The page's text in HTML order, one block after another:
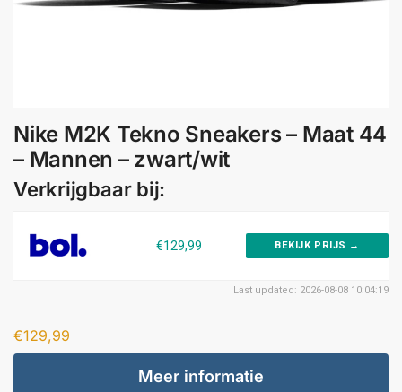
Nike M2K Tekno Sneakers – Maat 44
– Mannen – zwart/wit
Verkrijgbaar bij:
€129,99 BEKIJK PRIJS →
Last updated: 2026-08-08 10:04:19
€129,99
Meer informatie